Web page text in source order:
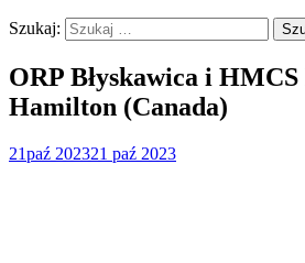
Szukaj:
ORP Błyskawica i
Hamilton (Canada)
21paź 202321 paź 2023